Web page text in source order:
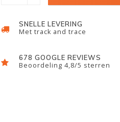
SNELLE LEVERING
Met track and trace
678 GOOGLE REVIEWS
Beoordeling 4,8/5 sterren